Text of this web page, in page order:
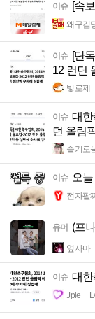
이슈 [속
왜구김
이슈 [단
12 런던
빛로제
이슈 대한
던 올림
슬기로
이슈 오
전자팔
유머 (프
옆사마
이슈 대한
Jple